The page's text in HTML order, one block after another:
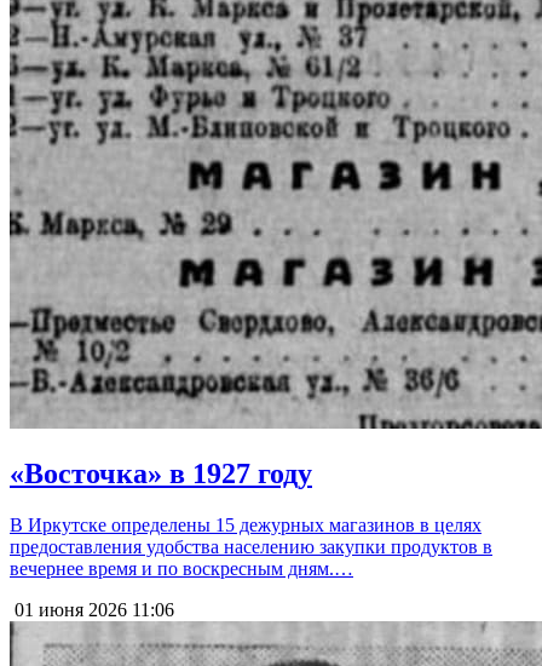
«Восточка» в 1927 году
В Иркутске определены 15 дежурных магазинов в целях
предоставления удобства населению закупки продуктов в
вечернее время и по воскресным дням.…
01 июня 2026 11:06